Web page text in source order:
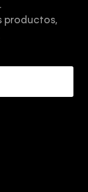
productos,